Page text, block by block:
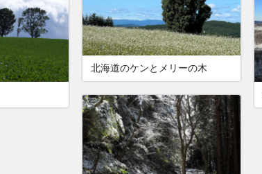
北海道のケンとメリーの木